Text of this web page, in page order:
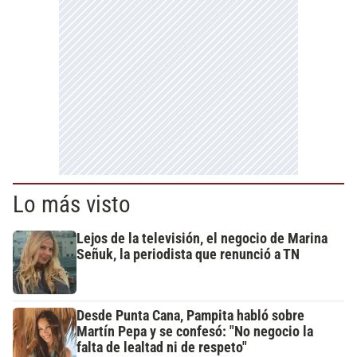
Lo más visto
Lejos de la televisión, el negocio de Marina
Señuk, la periodista que renunció a TN
Desde Punta Cana, Pampita habló sobre
Martín Pepa y se confesó: "No negocio la
falta de lealtad ni de respeto"